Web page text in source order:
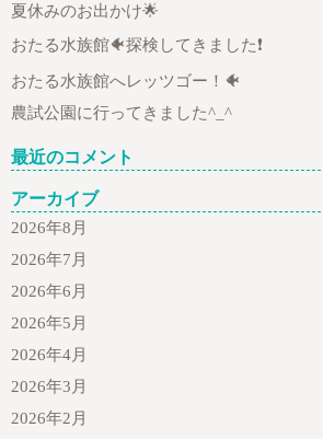
夏休みのお出かけ🌟
おたる水族館🐠探検してきました❗
おたる水族館へレッツゴー！🐠
農試公園に行ってきました^_^
最近のコメント
アーカイブ
2026年8月
2026年7月
2026年6月
2026年5月
2026年4月
2026年3月
2026年2月